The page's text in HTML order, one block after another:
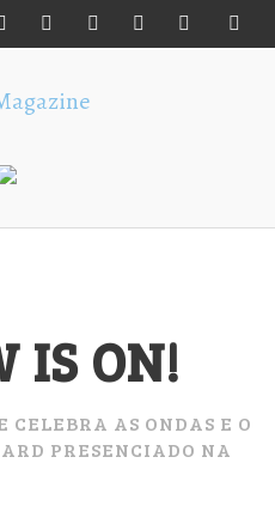
IS ON!
AS ONDAS E O
PRESENCIADO NA